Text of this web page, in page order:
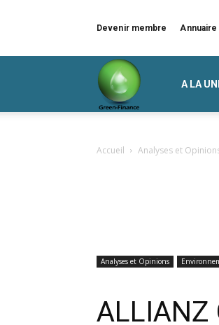
Devenir membre Annuaire
A LA
Accueil Analyses et
Analyses et Opinions
ALLIANZ